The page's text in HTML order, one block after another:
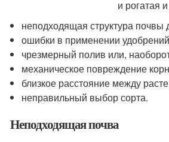
неподходящая структура
ошибки в применении
чрезмерный полив или,
механическое повреждение
близкое расстояние между
неправильный выбор сорта.
Неподходящая почва